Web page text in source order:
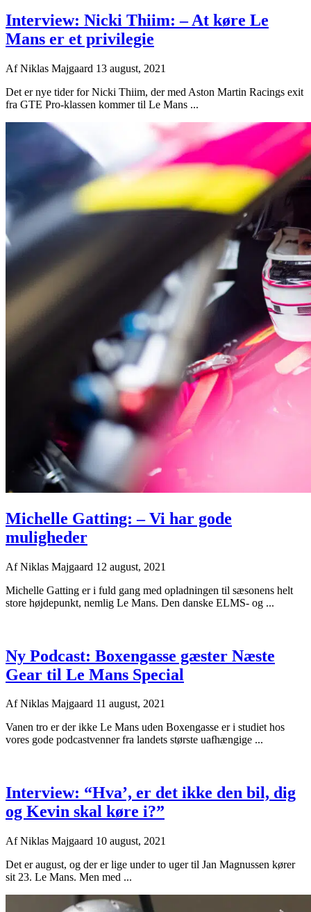
Interview: Nicki Thiim: – At køre Le
Mans er et privilegie
AfNiklas Majgaard 13 august, 2021
Det er nye tider for Nicki Thiim, der med Aston Martin Racings exit
fra GTE Pro-klassen kommer til Le Mans ...
Michelle Gatting: – Vi har gode
muligheder
AfNiklas Majgaard 12 august, 2021
Michelle Gatting er i fuld gang med opladningen til sæsonens helt
store højdepunkt, nemlig Le Mans. Den danske ELMS- og ...
Ny Podcast: Boxengasse gæster Næste
Gear til Le Mans Special
AfNiklas Majgaard 11 august, 2021
Vanen tro er der ikke Le Mans uden Boxengasse er i studiet hos
vores gode podcastvenner fra landets største uafhængige ...
Interview: “Hva’, er det ikke den bil, dig
og Kevin skal køre i?”
AfNiklas Majgaard 10 august, 2021
Det er august, og der er lige under to uger til Jan Magnussen kører
sit 23. Le Mans. Men med ...